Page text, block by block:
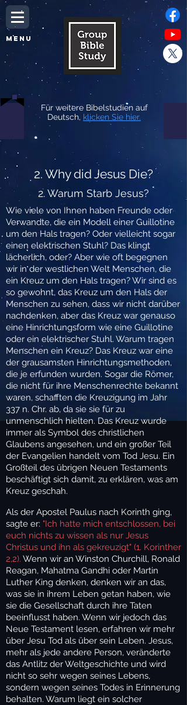
MENU
Für weitere Bibelstudien auf
Deutsch, klicken Sie hier.
2. Why did Jesus Die?
2. Warum Starb Jesus?
Wie viele von Ihnen haben Freunde oder
Verwandte, die ein Modell einer Guillotine
um den Hals tragen? Oder vielleicht sogar
einen elektrischen Stuhl? Das klingt
lächerlich, oder? Aber wie oft begegnen
wir in der westlichen Welt Menschen, die
ein Kreuz um den Hals tragen? Wir sind es
so gewohnt, das Kreuz um den Hals der
Menschen zu sehen, dass wir nicht darüber
nachdenken, aber das Kreuz war genauso
eine Hinrichtungsform wie eine Guillotine
oder ein elektrischer Stuhl. Warum tragen
Menschen ein Kreuz? Das Kreuz war eine
der grausamsten Hinrichtungsmethoden,
die je erfunden wurden. Sogar die Römer,
die nicht für ihre Menschenrechte bekannt
waren, schafften die Kreuzigung im Jahr
337 n. Chr. ab, da sie sie für zu
unmenschlich hielten. Das Kreuz wurde
immer als Symbol des christlichen
Glaubens angesehen, und ein großer Teil
der Evangelien handelt vom Tod Jesu. Ein
Großteil des übrigen Neuen Testaments
beschäftigt sich damit, zu erklären, was am
Kreuz geschah.
Als der Apostel Paulus nach Korinth ging,
sagte er: "Ich hatte mich entschlossen, bei
euch nichts zu wissen als nur Jesus
Christus und ihn als gekreuzigt" (1. Korinther
2,2). Wenn wir an Winston Churchill, Ronald
Reagan, Mahatma Gandhi oder Martin
Luther King denken, denken wir an das,
was sie in ihrem Leben getan haben, wie
sie die Gesellschaft durch ihre Taten
beeinflusst haben. Wenn wir jedoch das
Neue Testament lesen, erfahren wir mehr
über Jesu Tod als über sein Leben. Jesus,
mehr als jede andere Person, veränderte
das Antlitz der Weltgeschichte und wird
nicht so sehr wegen seines Lebens,
sondern wegen seines Todes in Erinnerung
behalten. Warum liegt ein solcher